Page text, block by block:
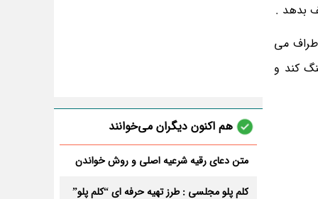
بدهد .
می
کند و
هم اکنون دیگران می‌خوانند
متن دعای رقیه شرعیه اصلی و روش خواندن
کلم پلو مجلسی : طرز تهیه حرفه ای “کلم پلو”